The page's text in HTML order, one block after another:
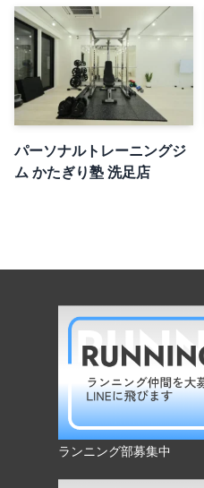
パーソナルトレーニングジ
ム かたぎり塾 洗足店
ランニング部募集中